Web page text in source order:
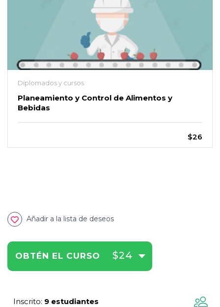
Diplomados y cursos
Planeamiento y Control de Alimentos y
Bebidas
$26
Añadir a la lista de deseos
OBTÉN EL CURSO $24
Inscrito: 9 estudiantes